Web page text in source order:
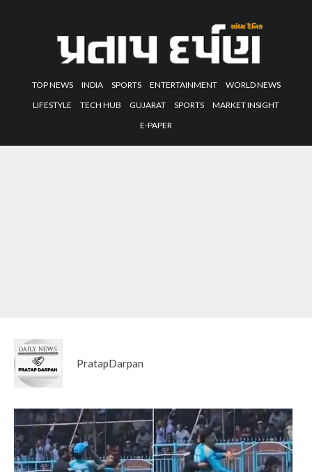
TOP NEWS INDIA SPORTS ENTERTAINMENT
WORLD NEWS
LIFESTYLE
TECH HUB GUJARAT SPORTS
MARKET INSIGHT
E-PAPER
PratapDarpan